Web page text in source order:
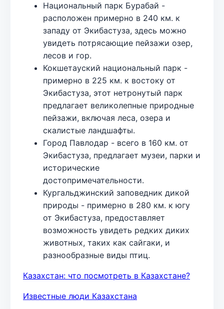
Национальный парк Бурабай -
расположен примерно в 240 км. к
западу от Экибастуза, здесь можно
увидеть потрясающие пейзажи озер,
лесов и гор.
Кокшетауский национальный парк -
примерно в 225 км. к востоку от
Экибастуза, этот нетронутый парк
предлагает великолепные природные
пейзажи, включая леса, озера и
скалистые ландшафты.
Город Павлодар - всего в 160 км. от
Экибастуза, предлагает музеи, парки и
исторические
достопримечательности.
Кургальджинский заповедник дикой
природы - примерно в 280 км. к югу
от Экибастуза, предоставляет
возможность увидеть редких диких
животных, таких как сайгаки, и
разнообразные виды птиц.
Казахстан: что посмотреть в Казахстане?
Известные люди Казахстана